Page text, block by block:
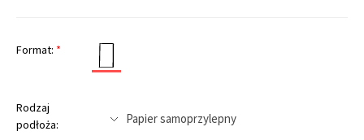
Format: *
Rodzaj
podłoża: